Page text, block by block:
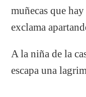
muñecas que
exclama
A la niña de la
escapa una